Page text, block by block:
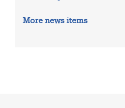
More news items